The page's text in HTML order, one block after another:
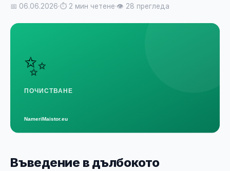
📅 06.06.2026·⏱ 2 мин четене·👁 28 прегледа
Въведение в дълбокото